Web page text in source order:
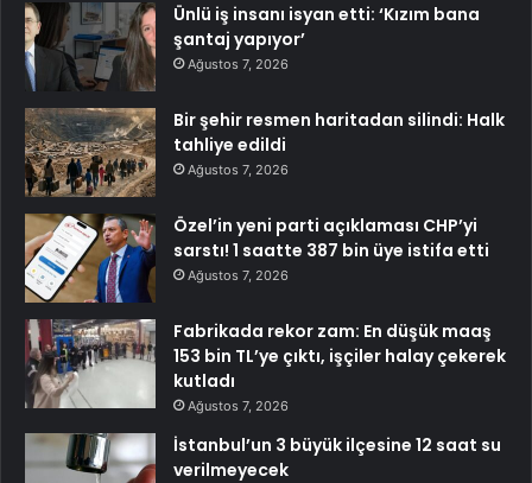
Ünlü iş insanı isyan etti: ‘Kızım bana
şantaj yapıyor’
Ağustos 7, 2026
Bir şehir resmen haritadan silindi: Halk
tahliye edildi
Ağustos 7, 2026
Özel’in yeni parti açıklaması CHP’yi
sarstı! 1 saatte 387 bin üye istifa etti
Ağustos 7, 2026
Fabrikada rekor zam: En düşük maaş
153 bin TL’ye çıktı, işçiler halay çekerek
kutladı
Ağustos 7, 2026
İstanbul’un 3 büyük ilçesine 12 saat su
verilmeyecek